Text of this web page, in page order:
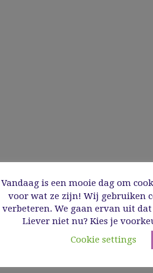
Vandaag is een mooie dag om
voor wat ze zijn! Wij gebruiken
verbeteren. We gaan ervan uit
Liever niet nu? Kies je
Cookie settings